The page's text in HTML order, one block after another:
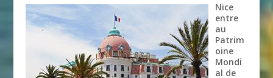
Nice
entre
au
Patrim
oine
Mondi
al de